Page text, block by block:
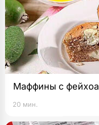
Маффины с фейхоа
20 мин.